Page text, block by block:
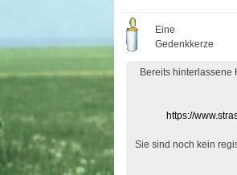
Eine
Gedenkkerze
Bereits
https://
Sie sind noch kein